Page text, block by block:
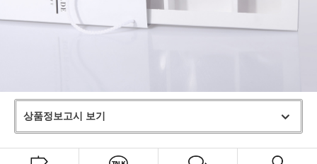
상품정보고시 보기